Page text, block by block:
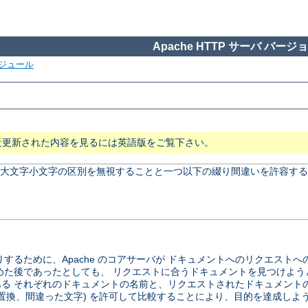
Apache HTTP サーバ バージ
ュール
新された内容を見るには英語版をご覧下さい。
文字小文字の区別を無視することと一つ以下の綴り間違いを許容す
るために、Apache のコアサーバが ドキュメントへのリクエストへ
後であったとしても、 リクエストに合うドキュメントを見つけよ
それぞれのドキュメントの名前と、リクエストされたドキュメント
、間違った文字) を許可して比較することにより、目的を達成しよ